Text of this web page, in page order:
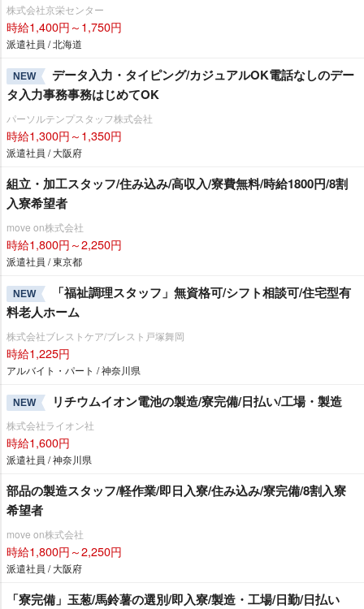
株式会社京栄センター
時給1,400円～1,750円
派遣社員 / 北海道
NEW
データ入力・タイピング/カジュアルOK電話なしのデー
タ入力事務事務はじめてOK
パーソルテンプスタッフ株式会社
時給1,300円～1,350円
派遣社員 / 大阪府
組立・加工スタッフ/住み込み/高収入/寮費無料/時給1800円/8割
入寮希望者
move on株式会社
時給1,800円～2,250円
派遣社員 / 東京都
NEW
「福祉調理スタッフ」無資格可/シフト相談可/住宅型有
料老人ホーム
株式会社ブレストケア/ブレスト戸塚舞岡
時給1,225円
アルバイト・パート / 神奈川県
NEW リチウムイオン電池の製造/寮完備/日払い/工場・製造
株式会社ライオン社
時給1,600円
派遣社員 / 神奈川県
部品の製造スタッフ/軽作業/即日入寮/住み込み/寮完備/8割入寮
希望者
move on株式会社
時給1,800円～2,250円
派遣社員 / 大阪府
「寮完備」玉葱/馬鈴薯の選別/即入寮/製造・工場/日勤/日払い